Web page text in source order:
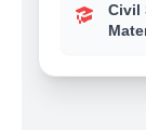
Civil